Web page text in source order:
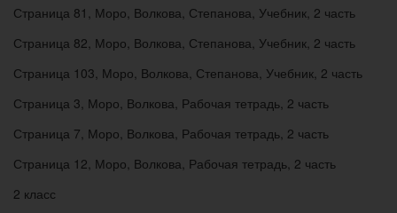
Страница 81, Моро, Волкова, Степанова, Учебник, 2 часть
Страница 82, Моро, Волкова, Степанова, Учебник, 2 часть
Страница 103, Моро, Волкова, Степанова, Учебник, 2 часть
Страница 3, Моро, Волкова, Рабочая тетрадь, 2 часть
Страница 7, Моро, Волкова, Рабочая тетрадь, 2 часть
Страница 12, Моро, Волкова, Рабочая тетрадь, 2 часть
2 класс